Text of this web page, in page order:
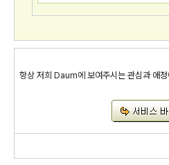
항상 저희 Daum에 보여주시는 관심과 애